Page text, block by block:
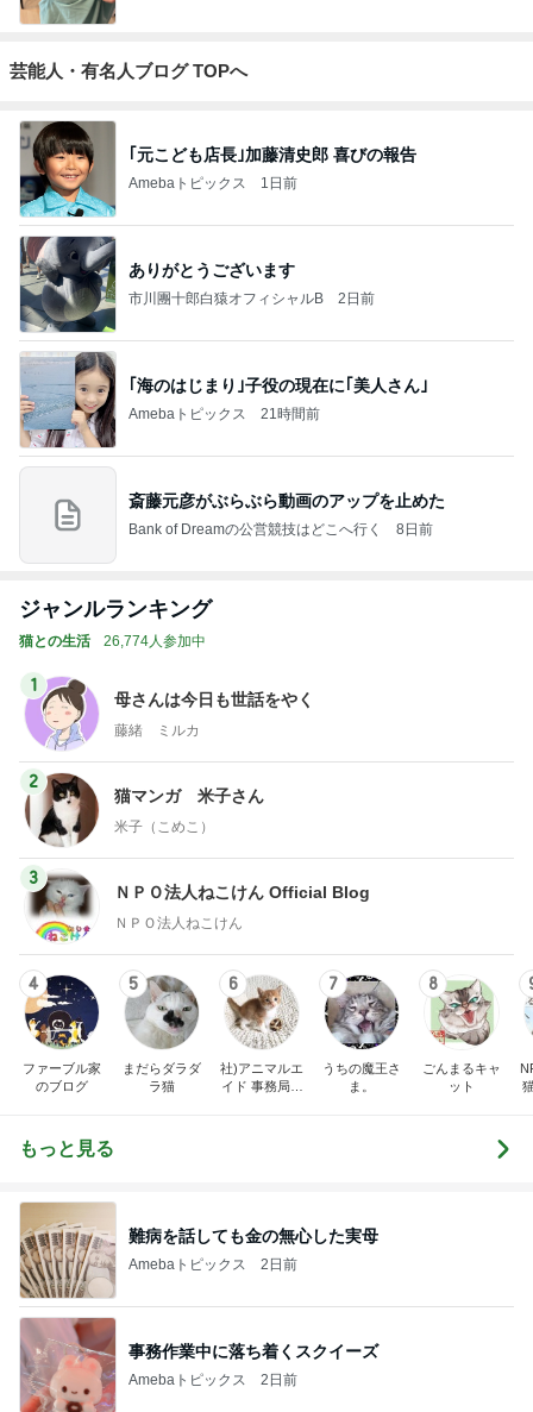
芸能人・有名人ブログ TOPへ
｢元こども店長｣加藤清史郎 喜びの報告
Amebaトピックス 1日前
ありがとうございます
市川團十郎白猿オフィシャルB 2日前
｢海のはじまり｣子役の現在に｢美人さん｣
Amebaトピックス 21時間前
斎藤元彦がぶらぶら動画のアップを止めた
Bank of Dreamの公営競技はどこへ行く 8日前
ジャンルランキング
猫との生活 26,774人参加中
1
母さんは今日も世話をやく
藤緒 ミルカ
2
猫マンガ 米子さん
米子（こめこ）
3
ＮＰＯ法人ねこけん Official Blog
ＮＰＯ法人ねこけん
4
ファーブル家
のブログ
5
まだらダラダ
ラ猫
6
社)アニマルエ
イド 事務局＆
7
うちの魔王さ
ま。
8
ごんまるキャ
ット
もっと見る
難病を話しても金の無心した実母
Amebaトピックス 2日前
事務作業中に落ち着くスクイーズ
Amebaトピックス 2日前